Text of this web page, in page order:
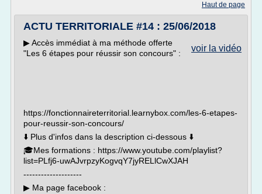
Haut de page
ACTU TERRITORIALE #14 : 25/06/2018
voir la vidéo
▶︎ Accès immédiat à ma méthode offerte
"Les 6 étapes pour réussir son concours" :
https://fonctionnaireterritorial.learnybox.com/les-6-etapes-
pour-reussir-son-concours/
⬇️ Plus d'infos dans la description ci-dessous ⬇️
🎓Mes formations : https://www.youtube.com/playlist?
list=PLfj6-uwAJvrpzyKogvqY7jyRELlCwXJAH
--------------------
▶︎ Ma page facebook :